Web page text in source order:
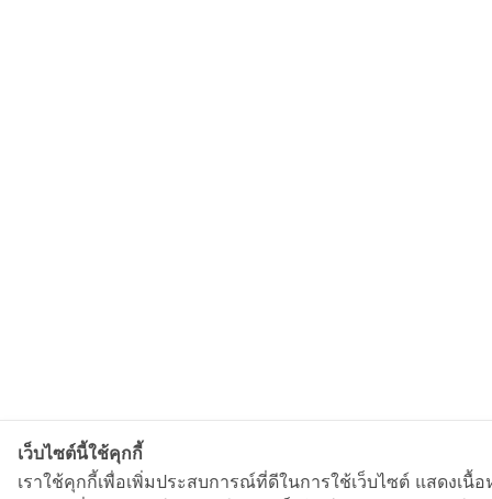
เว็บไซต์นี้ใช้คุกกี้
เราใช้คุกกี้เพื่อเพิ่มประสบการณ์ที่ดีในการใช้เว็บไซต์ แสดงเ